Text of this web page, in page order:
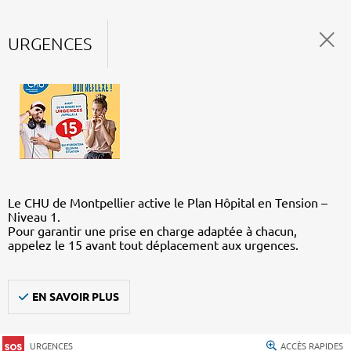
URGENCES
Le CHU de Montpellier active le Plan Hôpital en Tension –
Niveau 1.
Pour garantir une prise en charge adaptée à chacun,
appelez le 15 avant tout déplacement aux urgences.
EN SAVOIR PLUS
URGENCES ACCÈS RAPIDES